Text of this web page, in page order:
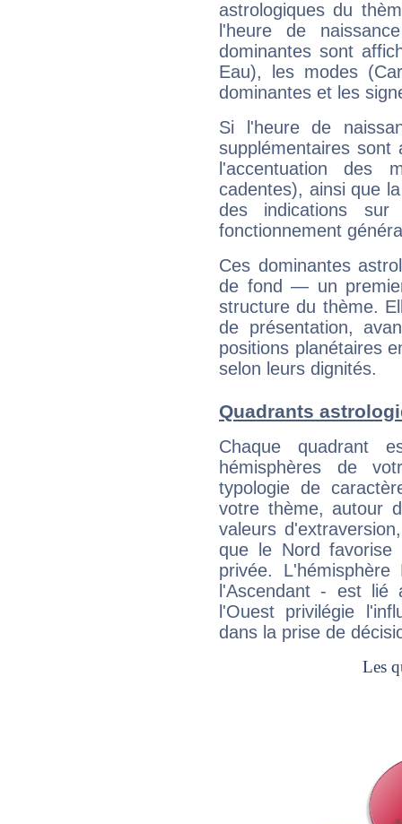
astrologiques du
l'heure de
dominantes sont
Eau), les modes
dominantes et les
Si l'heure de
supplémentaires sont
l'accentuation des
cadentes), ainsi que
des indications sur
fonctionnement
Ces dominantes
de fond — un
structure du thème.
de présentation,
positions planétaires
selon leurs dignités.
Quadrants
Chaque quadrant
hémisphères de
typologie de
votre thème, autour
valeurs
que le Nord favorise
privée.
l'Ascendant - est
l'Ouest privilégie
dans la prise de